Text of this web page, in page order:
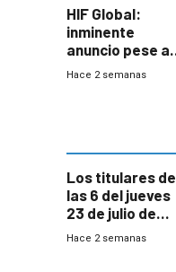
HIF Global:
inminente
anuncio pese a
declaración de
gobierno
Hace 2 semanas
Los titulares de
las 6 del jueves
23 de julio de
2026
Hace 2 semanas